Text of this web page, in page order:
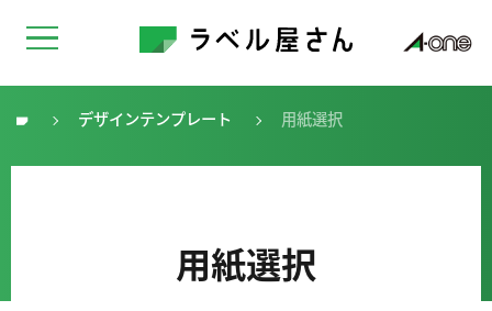
トップ デザインテンプレート 用紙選択
用紙選択